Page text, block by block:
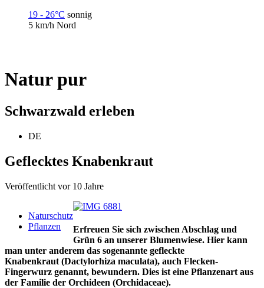
19 - 26°C sonnig
5 km/h Nord
Natur pur
Schwarzwald erleben
DE
Geflecktes Knabenkraut
Veröffentlicht vor 10 Jahre
Naturschutz
Pflanzen
Erfreuen Sie sich zwischen Abschlag und
Grün 6 an unserer Blumenwiese. Hier kann
man unter anderem das sogenannte gefleckte
Knabenkraut (Dactylorhiza maculata), auch Flecken-
Fingerwurz genannt, bewundern. Dies ist eine Pflanzenart aus
der Familie der Orchideen (Orchidaceae).